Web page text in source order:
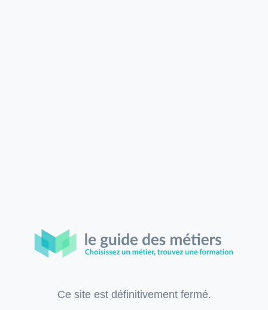
Ce site est définitivement fermé.